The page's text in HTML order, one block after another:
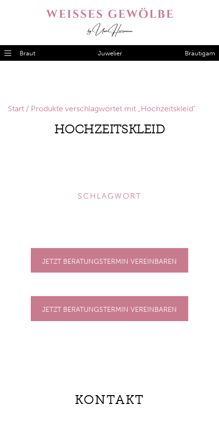
Braut Juwelier Bräutigam
Start / Produkte verschlagwortet mit „Hochzeitskleid“
HOCHZEITSKLEID
SCHLAGWORT
JETZT BERATUNGSTERMIN VEREINBAREN
JETZT BERATUNGSTERMIN VEREINBAREN
KONTAKT